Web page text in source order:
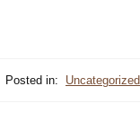
Posted in: Uncategorized